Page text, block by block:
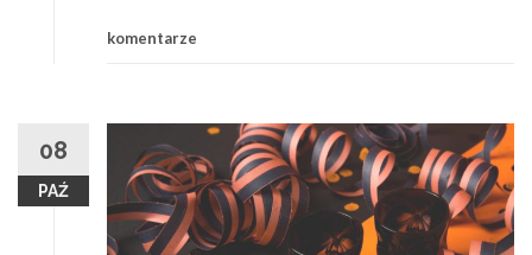
komentarze
08
PAŹ